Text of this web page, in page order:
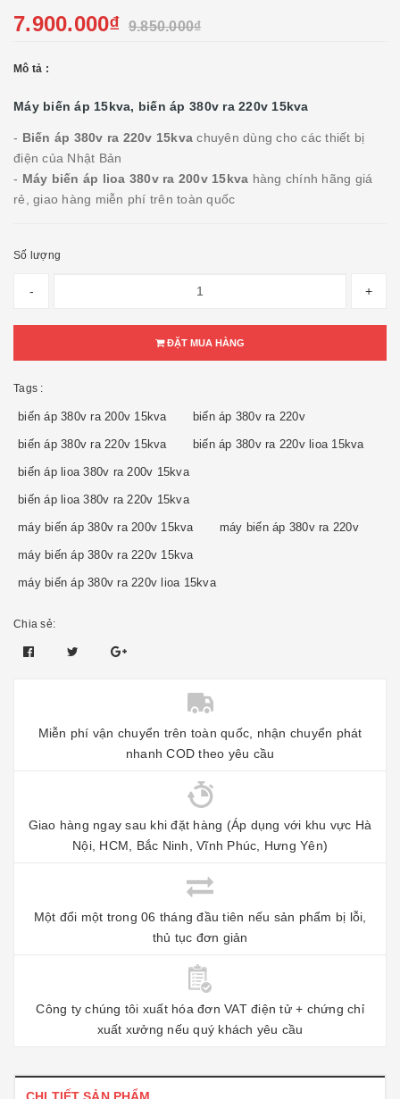
7.900.000₫ 9.850.000₫
Mô tả :
Máy biến áp 15kva, biến áp 380v ra 220v 15kva
- Biến áp 380v ra 220v 15kvachuyên dùng cho các thiết bị
điện của Nhật Bản
- Máy biến áp lioa 380v ra 200v 15kva hàng chính hãng giá
rẻ, giao hàng miễn phí trên toàn quốc
Số lượng
- +
ĐẶT MUA HÀNG
Tags :
biến áp 380v ra 200v 15kva biến áp 380v ra 220v
biến áp 380v ra 220v 15kva biến áp 380v ra 220v lioa 15kva
biến áp lioa 380v ra 200v 15kva
biến áp lioa 380v ra 220v 15kva
máy biến áp 380v ra 200v 15kva máy biến áp 380v ra 220v
máy biến áp 380v ra 220v 15kva
máy biến áp 380v ra 220v lioa 15kva
Chia sẻ:
Miễn phí vận chuyển trên toàn quốc, nhận chuyển phát
nhanh COD theo yêu cầu
Giao hàng ngay sau khi đặt hàng (Áp dụng với khu vực Hà
Nội, HCM, Bắc Ninh, Vĩnh Phúc, Hưng Yên)
Một đổi một trong 06 tháng đầu tiên nếu sản phẩm bị lỗi,
thủ tục đơn giản
Công ty chúng tôi xuất hóa đơn VAT điện tử + chứng chỉ
xuất xưởng nếu quý khách yêu cầu